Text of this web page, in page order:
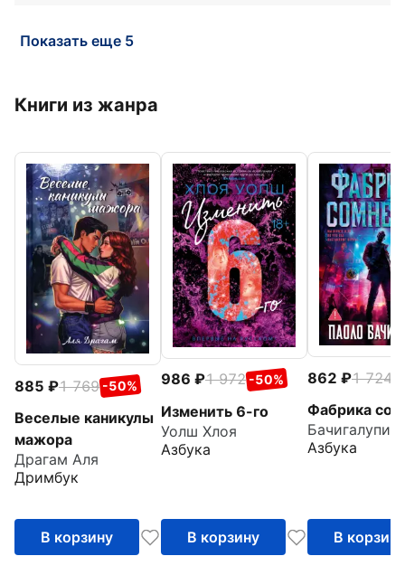
Показать еще 5
Книги из жанра
885 1 769 -50%
Веселые каникулы
мажора
Драгам Аля
Дримбук
В корзину
986 1 972 -50%
Изменить 6-го
Уолш Хлоя
Азбука
В корзину
862 1 724
Фабрика
Бачигалупи
Азбука
В корзину